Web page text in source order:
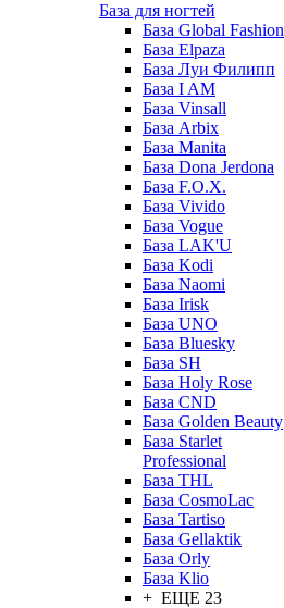
База для ногтей
База Global Fashion
База Elpaza
База Луи Филипп
База I AM
База Vinsall
База Arbix
База Manita
База Dona Jerdona
База F.O.X.
База Vivido
База Vogue
База LAK'U
База Kodi
База Naomi
База Irisk
База UNO
База Bluesky
База SH
База Holy Rose
База CND
База Golden Beauty
База Starlet
Professional
База THL
База CosmoLac
База Tartiso
База Gellaktik
База Orly
База Klio
+ ЕЩЕ 23